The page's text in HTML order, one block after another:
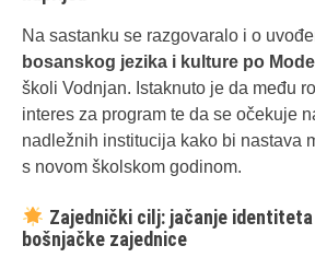
Na sastanku se razgovaralo i o
bosanskog jezika i kulture po
školi Vodnjan. Istaknuto je da među
interes za program te da se očekuje
nadležnih institucija kako bi nastava
s novom školskom godinom.
Zajednički cilj: jačanje
bošnjačke zajednice